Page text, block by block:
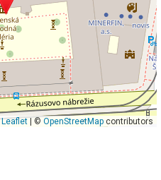
Leaflet| © OpenStreetMapcontributors